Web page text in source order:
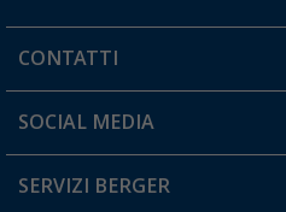
CONTATTI
Orari di apertura del servizio:
Hai una domanda?
SOCIAL MEDIA
SERVIZI BERGER